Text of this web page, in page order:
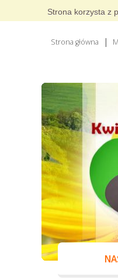
Strona korzysta z
Strona główna